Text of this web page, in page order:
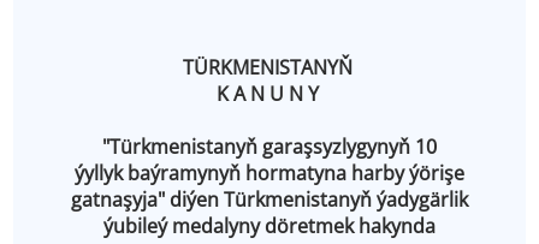
TÜRKMENISTANYŇ
K A N U N Y
"Türkmenistanyň garaşsyzlygynyň 10
ýyllyk baýramynyň hormatyna harby ýörişe
gatnaşyja" diýen Türkmenistanyň ýadygärlik
ýubileý medalyny döretmek hakynda